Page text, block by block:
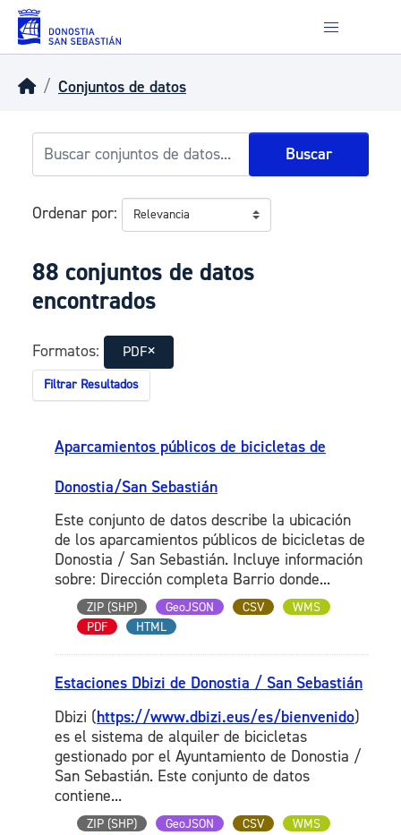
Skip to main content
Conjuntos de datos
Buscar
Ordenar por
88 conjuntos de datos
encontrados
Formatos: PDF
Filtrar Resultados
Aparcamientos públicos de bicicletas de
Donostia/San Sebastián
Este conjunto de datos describe la ubicación
de los aparcamientos públicos de bicicletas de
Donostia / San Sebastián. Incluye información
sobre: Dirección completa Barrio donde...
ZIP (SHP) GeoJSON CSV
WMS
PDF
HTML
Estaciones Dbizi de Donostia / San Sebastián
Dbizi (https://www.dbizi.eus/es/bienvenido)
es el sistema de alquiler de bicicletas
gestionado por el Ayuntamiento de Donostia /
San Sebastián. Este conjunto de datos
contiene...
ZIP (SHP) GeoJSON CSV
WMS